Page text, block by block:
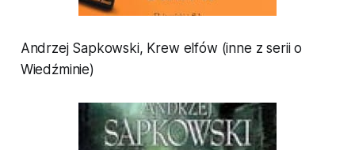
Andrzej Sapkowski, Krew elfów (inne z serii o
Wiedźminie)